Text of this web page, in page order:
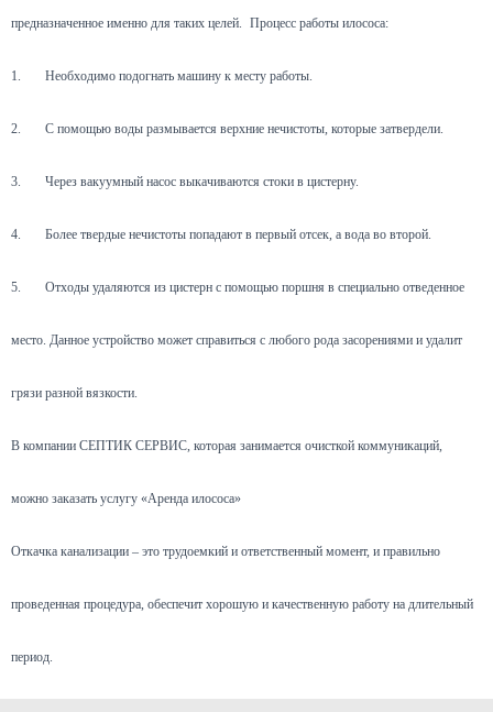
предназначенное именно для таких целей. Процесс работы илососа:
1. Необходимо подогнать машину к месту работы.
2. С помощью воды размывается верхние нечистоты, которые затвердели.
3. Через вакуумный насос выкачиваются стоки в цистерну.
4. Более твердые нечистоты попадают в первый отсек, а вода во второй.
5. Отходы удаляются из цистерн с помощью поршня в специально отведенное
место. Данное устройство может справиться с любого рода засорениями и удалит
грязи разной вязкости.
В компании СЕПТИК СЕРВИС, которая занимается очисткой коммуникаций,
можно заказать услугу «Аренда илососа»
Откачка канализации – это трудоемкий и ответственный момент, и правильно
проведенная процедура, обеспечит хорошую и качественную работу на длительный
период.